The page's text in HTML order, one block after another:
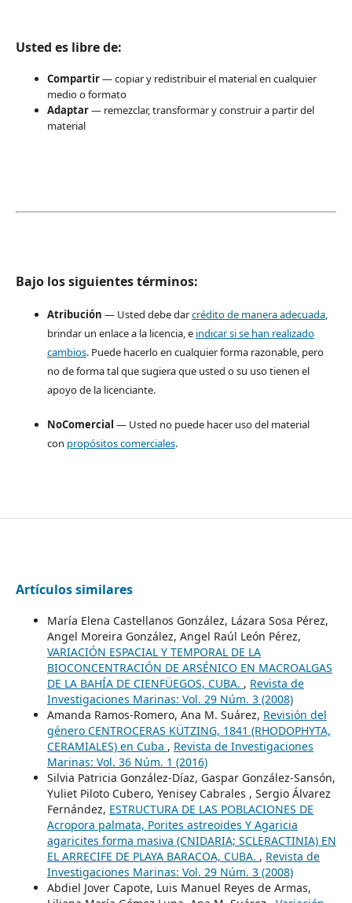
Usted es libre de:
Compartir— copiar y redistribuir el material en cualquier
medio o formato
Adaptar— remezclar, transformar y construir a partir del
material
Bajo los siguientes términos:
Atribución — Usted debe darcrédito de manera adecuada,
brindar un enlace a la licencia, e indicar si se han realizado
cambios. Puede hacerlo en cualquier forma razonable, pero
no de forma tal que sugiera que usted o su uso tienen el
apoyo de la licenciante.
NoComercial — Usted no puede hacer uso del material
con propósitos comerciales.
Artículos similares
María Elena Castellanos González, Lázara Sosa Pérez,
Angel Moreira González, Angel Raúl León Pérez,
VARIACIÓN ESPACIAL Y TEMPORAL DE LA
BIOCONCENTRACIÓN DE ARSÉNICO EN MACROALGAS
DE LA BAHÍA DE CIENFÜEGOS, CUBA. , Revista de
Investigaciones Marinas: Vol. 29 Núm. 3 (2008)
Amanda Ramos-Romero, Ana M. Suárez, Revisión del
género CENTROCERAS KÜTZING, 1841 (RHODOPHYTA,
CERAMIALES) en Cuba , Revista de Investigaciones
Marinas: Vol. 36 Núm. 1 (2016)
Silvia Patricia González-Díaz, Gaspar González-Sansón,
Yuliet Piloto Cubero, Yenisey Cabrales , Sergio Álvarez
Fernández, ESTRUCTURA DE LAS POBLACIONES DE
Acropora palmata, Porites astreoides Y Agaricia
agaricites forma masiva (CNIDARIA; SCLERACTINIA) EN
EL ARRECIFE DE PLAYA BARACOA, CUBA. , Revista de
Investigaciones Marinas: Vol. 29 Núm. 3 (2008)
Abdiel Jover Capote, Luis Manuel Reyes de Armas,